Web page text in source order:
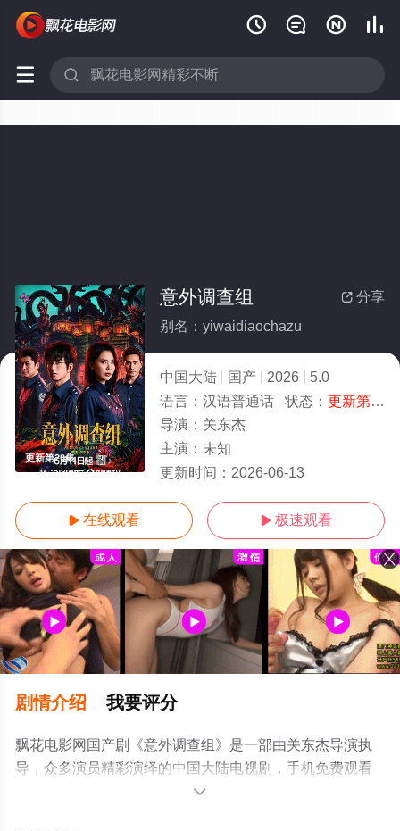
   
 
更新第20集
 分享
意外调查组
别名：yiwaidiaochazu
中国大陆 国产 2026
5.0
语言： 汉语普通话 状态： 更新第20集
导演： 关东杰
主演： 未知
更新时间： 2026-06-13
 在线观看  极速观看
剧情介绍 我要评分
飘花电影网国产剧《意外调查组》是一部由关东杰导演执
导，众多演员精彩演绎的中国大陆电视剧，手机免费观看
高清未删减完整版电视剧全集就上飘花影院，更多相关信
